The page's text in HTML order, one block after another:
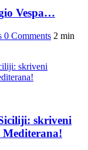
Vespa…
0 Comments 2 min
skriveni
Mediterana!